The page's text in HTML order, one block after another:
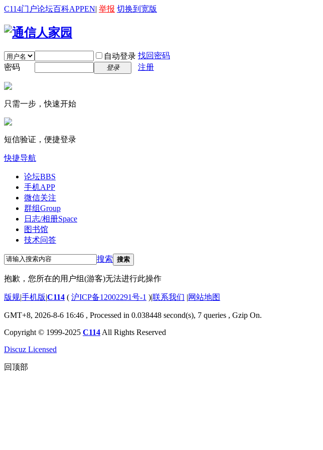
C114门户论坛百科APPEN| 举报 切换到宽版
自动登录 找回密码
密码
登录 注册
只需一步，快速开始
短信验证，便捷登录
快捷导航
论坛BBS
手机APP
微信关注
群组Group
日志/相册Space
图书馆
技术问答
搜索 搜索
抱歉，您所在的用户组(游客)无法进行此操作
版规|手机版|C114 ( 沪ICP备12002291号-1 )|联系我们 |网站地图
GMT+8, 2026-8-6 16:46 , Processed in 0.038448 second(s), 7 queries , Gzip On.
Copyright © 1999-2025 C114 All Rights Reserved
Discuz Licensed
回顶部